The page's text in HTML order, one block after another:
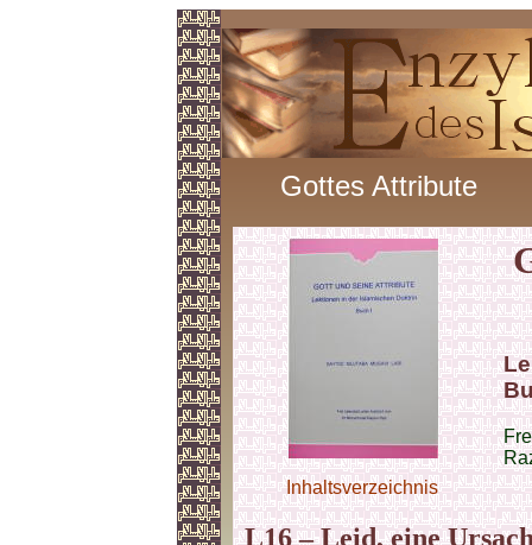
Gottes Attribute
Inhaltsverzeichnis
L16 – Leid, eine